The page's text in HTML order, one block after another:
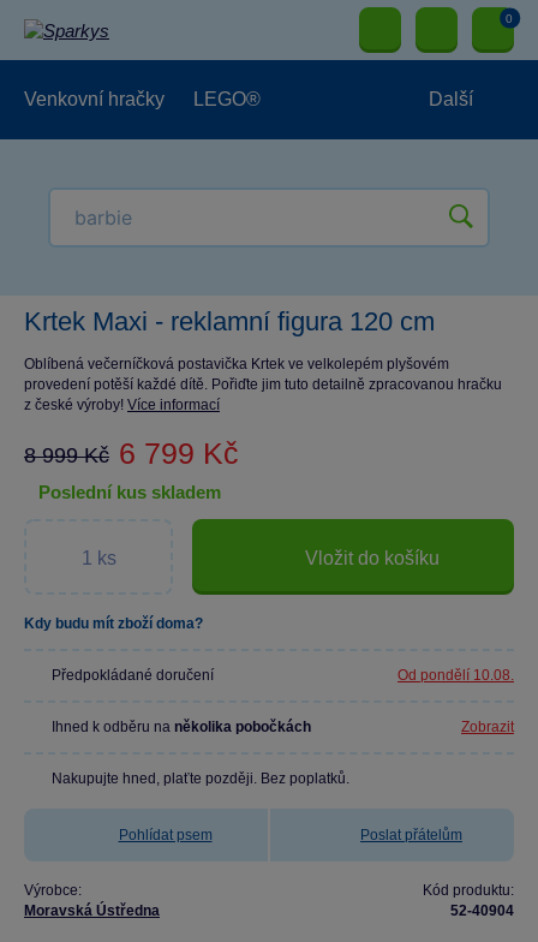
0
Venkovní hračky LEGO® Další
Krtek Maxi - reklamní figura 120 cm
Oblíbená večerníčková postavička Krtek ve velkolepém plyšovém
provedení potěší každé dítě. Pořiďte jim tuto detailně zpracovanou hračku
z české výroby! Více informací
8 999 Kč 6 799 Kč
poslední kus skladem
Vložit do košíku
Kdy budu mít zboží doma?
Předpokládané doručení Od pondělí 10.08.
Ihned k odběru na několika pobočkách Zobrazit
Nakupujte hned, plaťte později. Bez poplatků.
Pohlídat psem Poslat přátelům
Výrobce:
Moravská Ústředna
Kód produktu:
52-40904